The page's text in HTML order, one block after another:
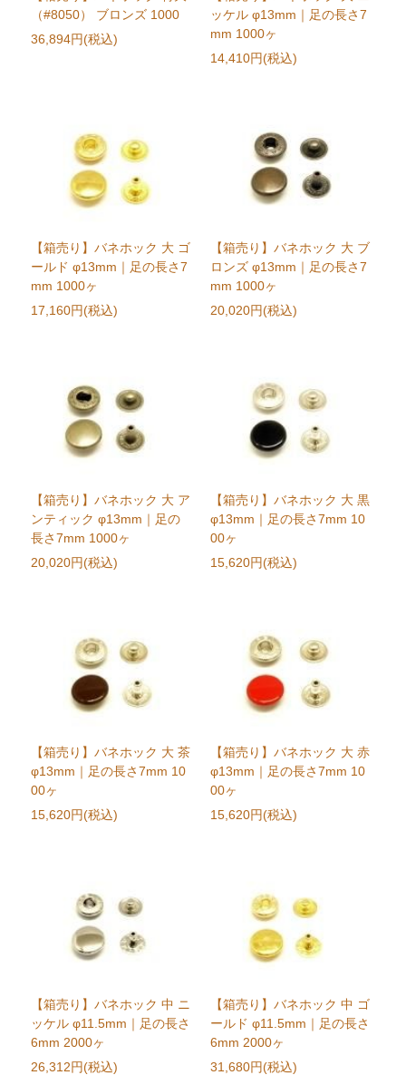
（#8050） ブロンズ 1000
36,894円(税込)
ッケル φ13mm｜足の長さ7
mm 1000ヶ
14,410円(税込)
【箱売り】バネホック 大 ゴ
ールド φ13mm｜足の長さ7
mm 1000ヶ
17,160円(税込)
【箱売り】バネホック 大 ブ
ロンズ φ13mm｜足の長さ7
mm 1000ヶ
20,020円(税込)
【箱売り】バネホック 大 ア
ンティック φ13mm｜足の
長さ7mm 1000ヶ
20,020円(税込)
【箱売り】バネホック 大 黒
φ13mm｜足の長さ7mm 10
00ヶ
15,620円(税込)
【箱売り】バネホック 大 茶
φ13mm｜足の長さ7mm 10
00ヶ
15,620円(税込)
【箱売り】バネホック 大 赤
φ13mm｜足の長さ7mm 10
00ヶ
15,620円(税込)
【箱売り】バネホック 中 ニ
ッケル φ11.5mm｜足の長さ
6mm 2000ヶ
26,312円(税込)
【箱売り】バネホック 中 ゴ
ールド φ11.5mm｜足の長さ
6mm 2000ヶ
31,680円(税込)